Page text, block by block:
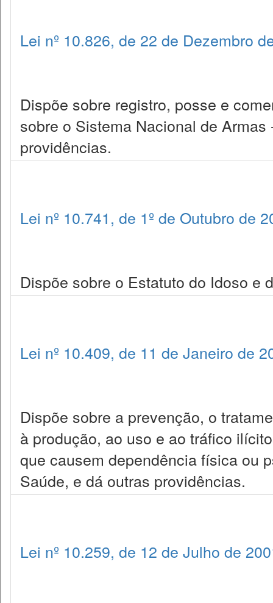
Lei nº 10.826, de 22 de Dezembro
Dispõe sobre registro, posse e
sobre o Sistema Nacional de
providências.
Lei nº 10.741, de 1º de Outubro de
Dispõe sobre o Estatuto do Idoso e
Lei nº 10.409, de 11 de Janeiro de
Dispõe sobre a prevenção, o
à produção, ao uso e ao tráfico
que causem dependência física ou
Saúde, e dá outras providências.
Lei nº 10.259, de 12 de Julho de